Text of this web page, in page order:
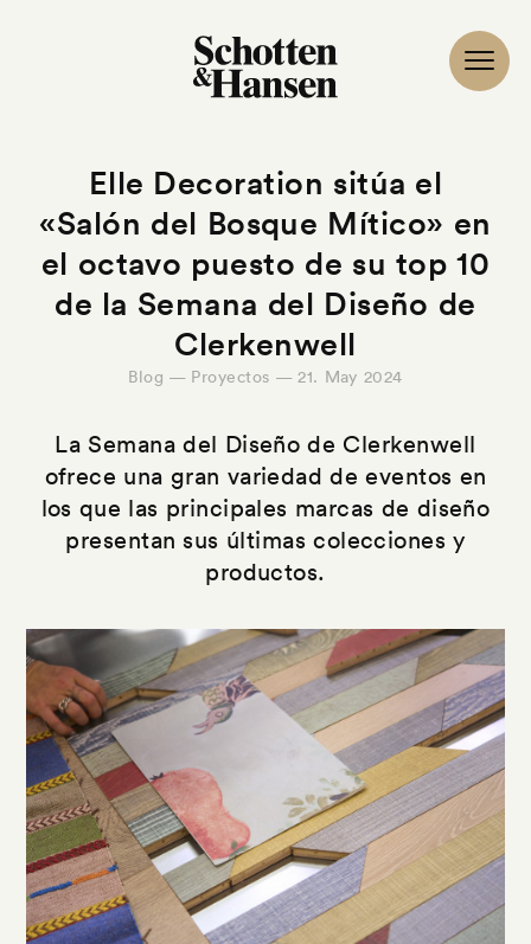
Elle Decoration sitúa el
«Salón del Bosque Mítico» en
el octavo puesto de su top 10
de la Semana del Diseño de
Clerkenwell
Blog — Proyectos — 21. May 2024
La Semana del Diseño de Clerkenwell
ofrece una gran variedad de eventos en
los que las principales marcas de diseño
presentan sus últimas colecciones y
productos.